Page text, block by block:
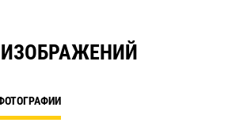
ИЗОБРАЖЕНИЙ